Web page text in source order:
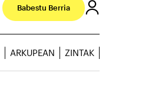
Babestu Berria
ARKUPEAN ZINTAK